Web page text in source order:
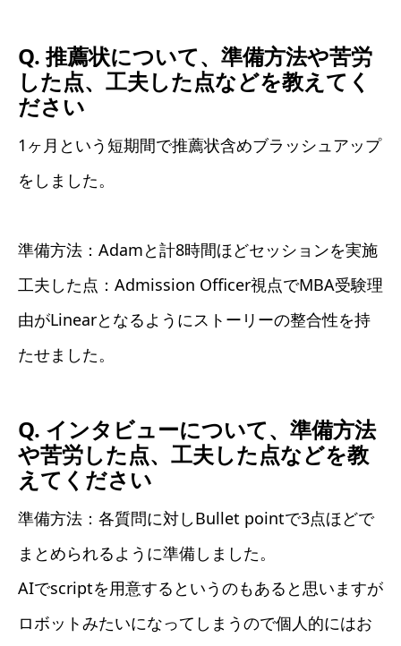
Q. 推薦状について、準備方法や苦労
した点、工夫した点などを教えてく
ださい
1ヶ月という短期間で推薦状含めブラッシュアップ
をしました。
準備方法：Adamと計8時間ほどセッションを実施
工夫した点：Admission Officer視点でMBA受験理
由がLinearとなるようにストーリーの整合性を持
たせました。
Q. インタビューについて、準備方法
や苦労した点、工夫した点などを教
えてください
準備方法：各質問に対しBullet pointで3点ほどで
まとめられるように準備しました。
AIでscriptを用意するというのもあると思いますが
ロボットみたいになってしまうので個人的にはお